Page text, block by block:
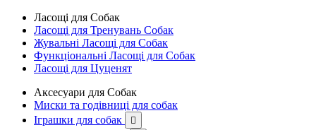
Ласощі для Собак
Ласощі для Тренувань Собак
Жувальні Ласощі для Собак
Функціональні Ласощі для Собак
Ласощі для Цуценят
Аксесуари для Собак
Миски та годівниці для собак
Іграшки для собак
